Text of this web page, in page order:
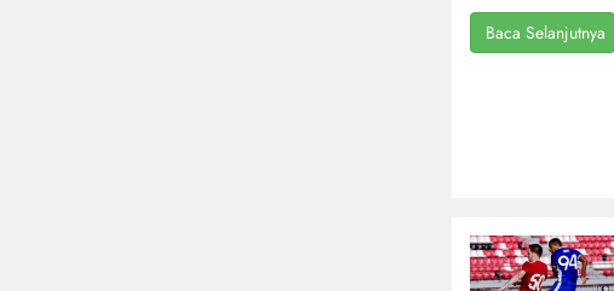
Baca Selanjutnya